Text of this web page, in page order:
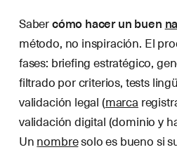
Sabercómo hacer un buen
método, no inspiración. El
fases: briefing estratégico,
filtrado por criterios, tests
validación legal (marca
validación digital (dominio y
Unnombresolo es bueno si